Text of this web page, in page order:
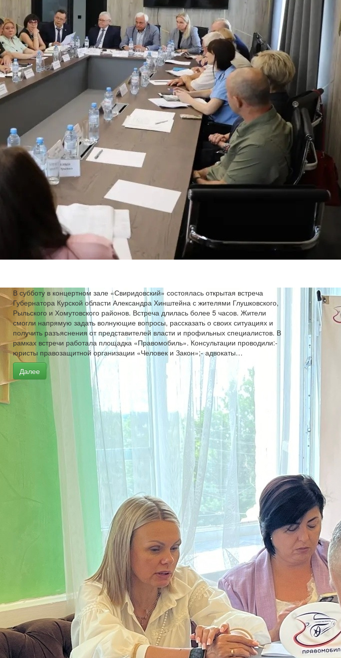
В субботу в концертном зале «Свиридовский» состоялась открытая встреча
Губернатора Курской области Александра Хинштейна с жителями Глушковского,
Рыльского и Хомутовского районов. Встреча длилась более 5 часов. Жители
смогли напрямую задать волнующие вопросы, рассказать о своих ситуациях и
получить разъяснения от представителей власти и профильных специалистов. В
рамках встречи работала площадка «Правомобиль». Консультации проводили:-
юристы правозащитной организации «Человек и Закон»;- адвокаты…
Далее